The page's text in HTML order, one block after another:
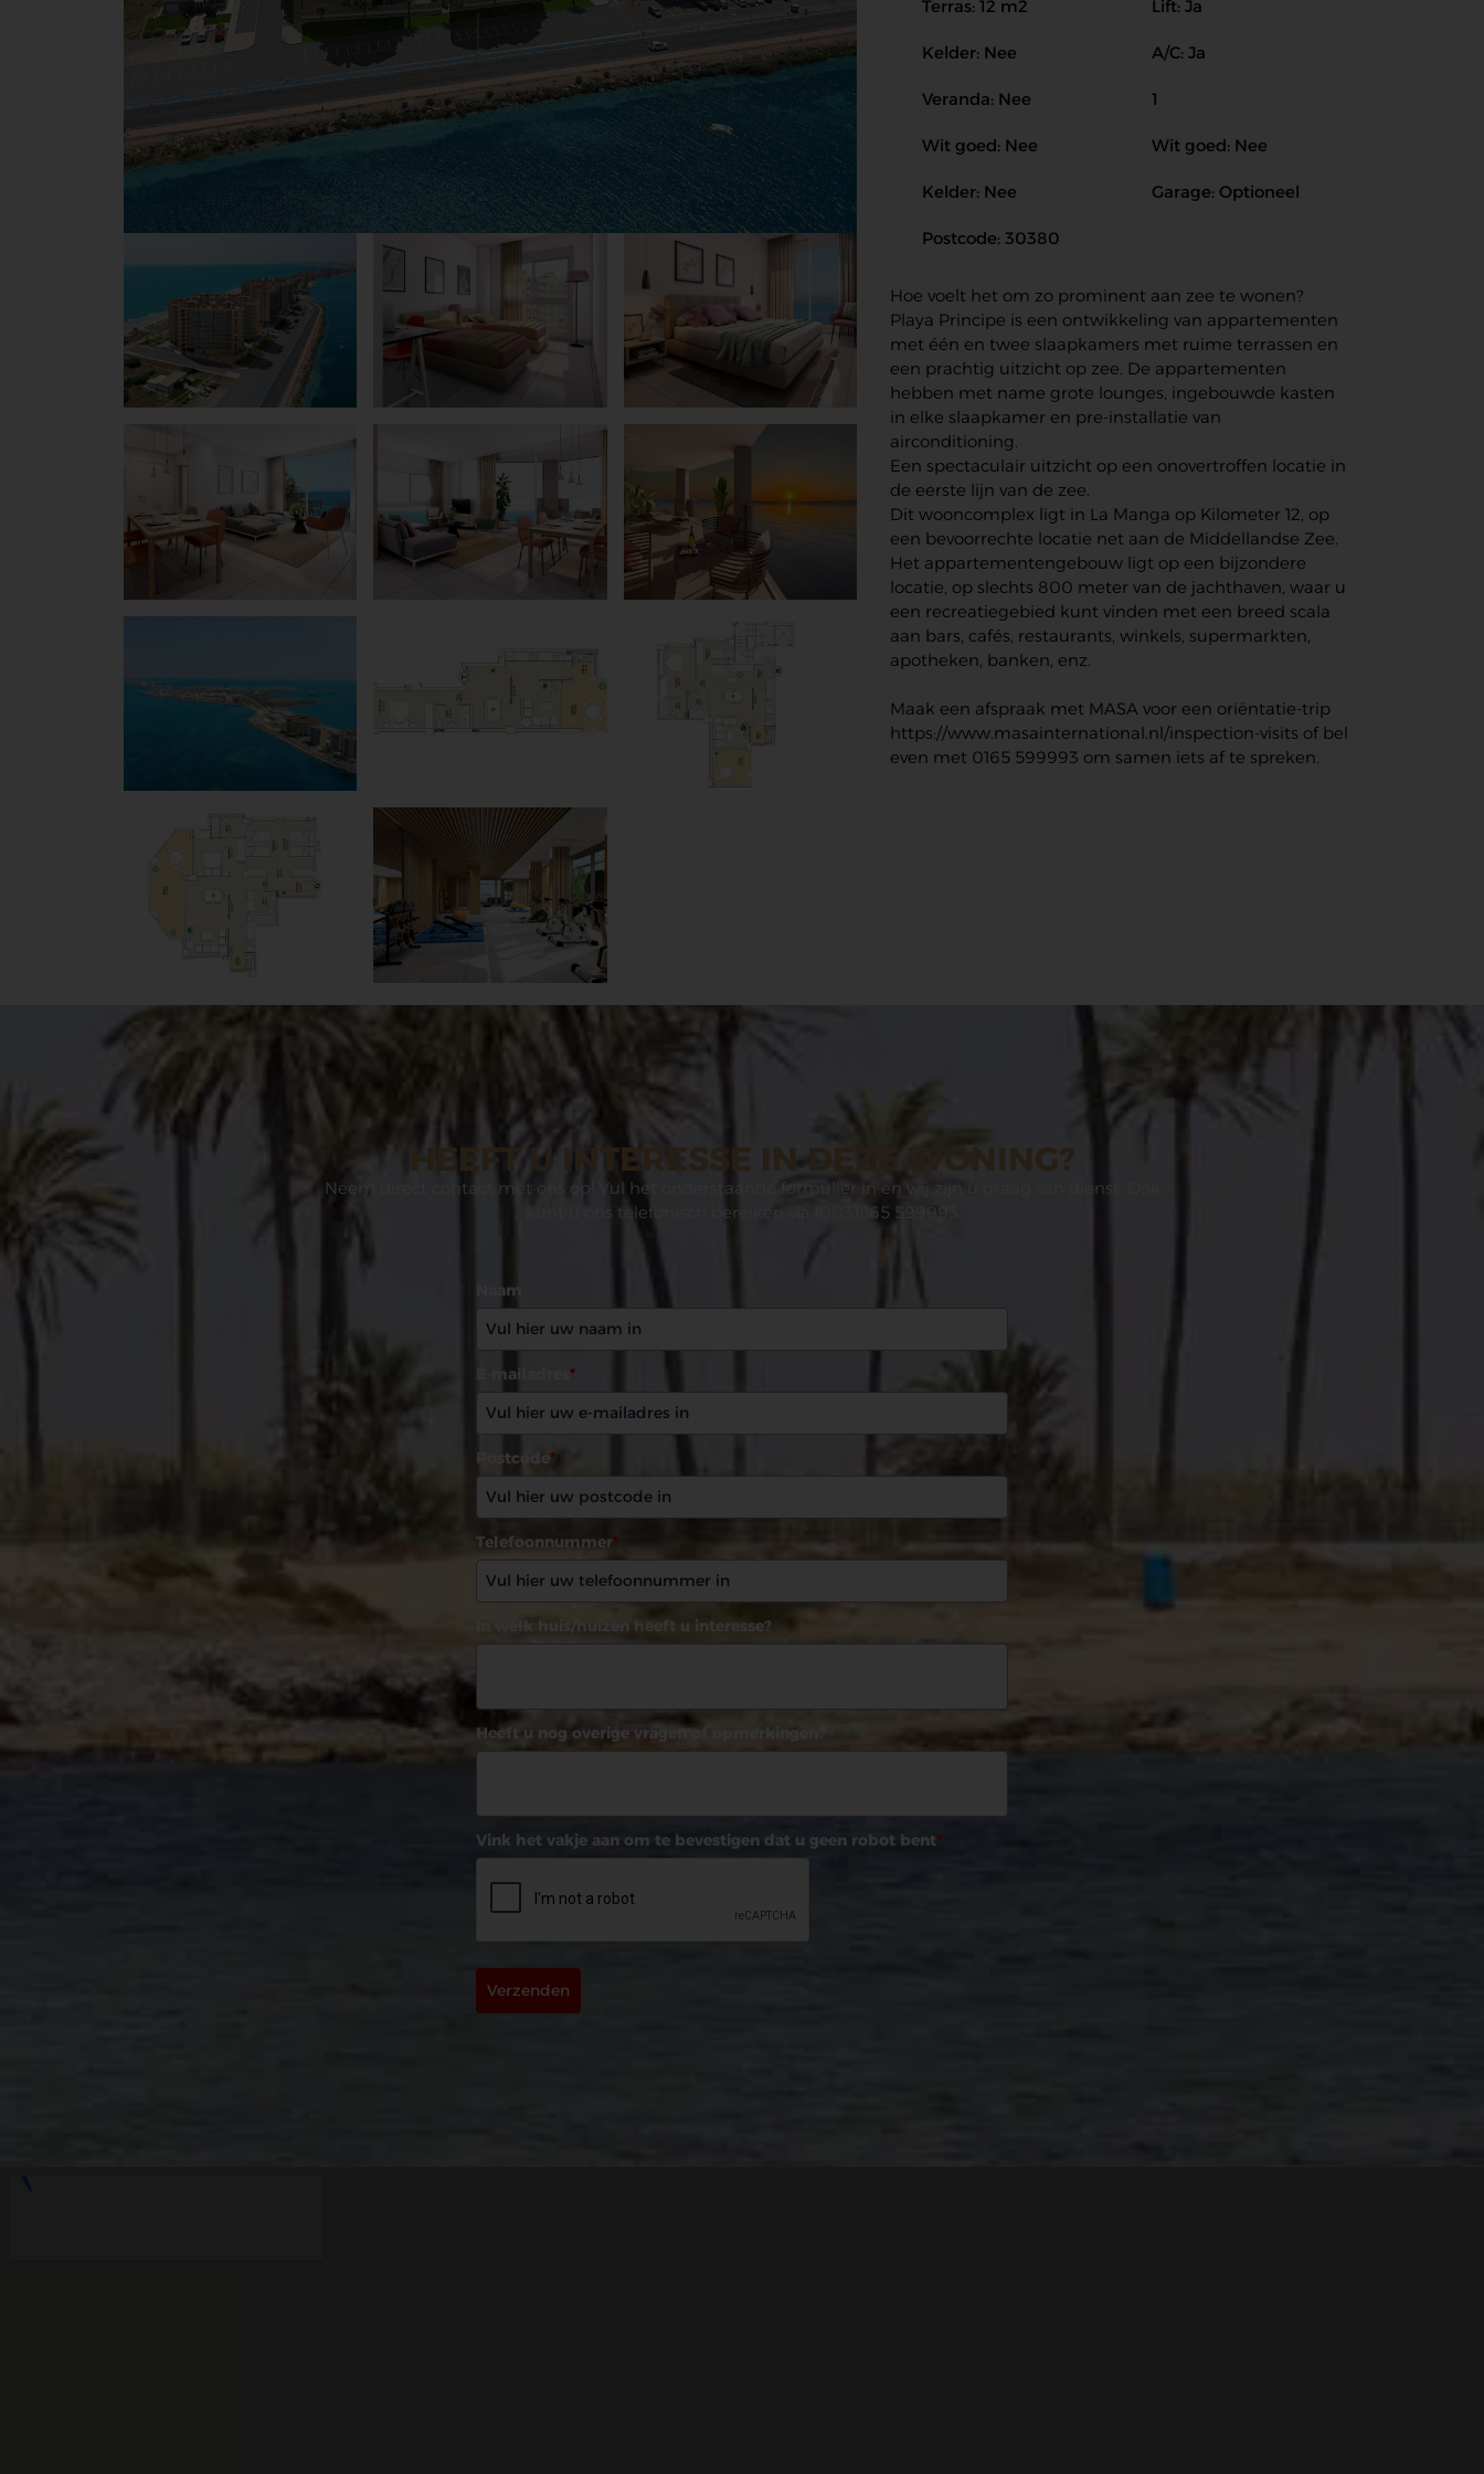
Terras: 12 m2 Lift: Ja
Kelder: Nee A/C: Ja
Veranda: Nee 1
Wit goed: Nee Wit goed: Nee
Kelder: Nee Garage: Optioneel
Postcode: 30380
Hoe voelt het om zo prominent aan zee te wonen?
Playa Principe is een ontwikkeling van appartementen
met één en twee slaapkamers met ruime terrassen en
een prachtig uitzicht op zee. De appartementen
hebben met name grote lounges, ingebouwde kasten
in elke slaapkamer en pre-installatie van
airconditioning.
Een spectaculair uitzicht op een onovertroffen locatie in
de eerste lijn van de zee.
Dit wooncomplex ligt in La Manga op Kilometer 12, op
een bevoorrechte locatie net aan de Middellandse Zee.
Het appartementengebouw ligt op een bijzondere
locatie, op slechts 800 meter van de jachthaven, waar u
een recreatiegebied kunt vinden met een breed scala
aan bars, cafés, restaurants, winkels, supermarkten,
apotheken, banken, enz.
Maak een afspraak met MASA voor een oriëntatie-trip
https://www.masainternational.nl/inspection-visits of bel
even met 0165 599993 om samen iets af te spreken.
HEEFT U INTERESSE IN DEZE WONING?
Neem direct contact met ons op! Vul het onderstaande formulier in en wij zijn u graag van dienst. Ook
kunt u ons telefonisch bereiken via (0031)165 599993
Naam
E-mailadres *
Postcode *
Telefoonnummer*
In welk huis/huizen heeft u interesse?
Heeft u nog overige vragen of opmerkingen?
Vink het vakje aan om te bevestigen dat u geen robot bent*
Verzenden